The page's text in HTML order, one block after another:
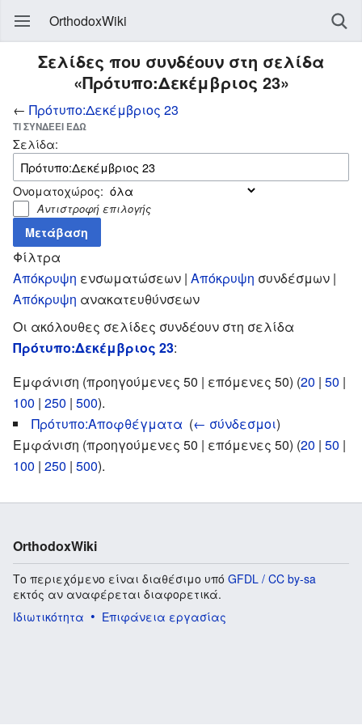
OrthodoxWiki
Σελίδες που συνδέουν στη σελίδα
«Πρότυπο:Δεκέμβριος 23»
← Πρότυπο:Δεκέμβριος 23
ΤΙ ΣΥΝΔΈΕΙ ΕΔΏ
Σελίδα:
Ονοματοχώρος:
Αντιστροφή επιλογής
Φίλτρα
Απόκρυψη ενσωματώσεων | Απόκρυψη συνδέσμων |
Απόκρυψη ανακατευθύνσεων
Οι ακόλουθες σελίδες συνδέουν στη σελίδα
Πρότυπο:Δεκέμβριος 23:
Εμφάνιση (προηγούμενες 50 | επόμενες 50) (20 | 50 |
100 | 250 | 500).
Πρότυπο:Αποφθέγματα (← σύνδεσμοι)
Εμφάνιση (προηγούμενες 50 | επόμενες 50) (20 | 50 |
100 | 250 | 500).
OrthodoxWiki
Το περιεχόμενο είναι διαθέσιμο υπό GFDL / CC by-sa
εκτός αν αναφέρεται διαφορετικά.
Ιδιωτικότητα
Επιφάνεια εργασίας